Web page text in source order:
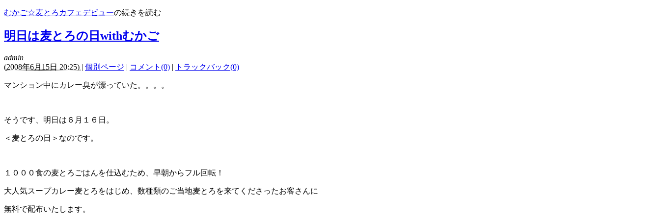
むかご☆麦とろカフェデビューの続きを読む
明日は麦とろの日withむかご
admin
(2008年6月15日 20:25) | 個別ページ | コメント(0) | トラックバック(0)
マンション中にカレー臭が漂っていた。。。。
そうです、明日は６月１６日。
＜麦とろの日＞なのです。
１０００食の麦とろごはんを仕込むため、早朝からフル回転！
大人気スープカレー麦とろをはじめ、数種類のご当地麦とろを来てくださったお客さんに
無料で配布いたします。